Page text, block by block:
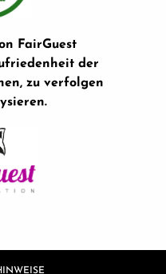
FairGuest
der
zu verfolgen